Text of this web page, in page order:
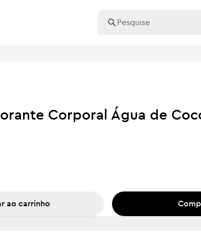
Corporal Água de
ao carrinho